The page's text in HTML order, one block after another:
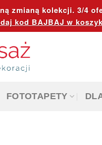
zmianą kolekcji. 3/4
kod BAJBAJ w
FOTOTAPETY